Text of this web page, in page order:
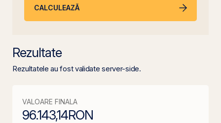
CALCULEAZĂ
Rezultate
Rezultatele au fost validate server-side.
VALOARE FINALA
96.143,14RON